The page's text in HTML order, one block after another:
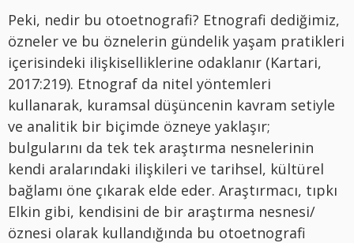
Peki, nedir bu otoetnografi? Etnografi dediğimiz,
özneler ve bu öznelerin gündelik yaşam pratikleri
içerisindeki ilişkiselliklerine odaklanır (Kartari,
2017:219). Etnograf da nitel yöntemleri
kullanarak, kuramsal düşüncenin kavram setiyle
ve analitik bir biçimde özneye yaklaşır;
bulgularını da tek tek araştırma nesnelerinin
kendi aralarındaki ilişkileri ve tarihsel, kültürel
bağlamı öne çıkarak elde eder. Araştırmacı, tıpkı
Elkin gibi, kendisini de bir araştırma nesnesi/
öznesi olarak kullandığında bu otoetnografi